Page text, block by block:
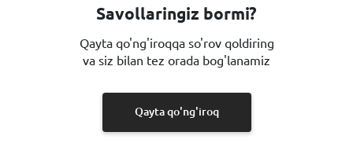
Savollaringiz bormi?
Qayta qo'ng'iroqqa so'rov qoldiring
va siz bilan tez orada bog'lanamiz
Qayta qo'ng'iroq